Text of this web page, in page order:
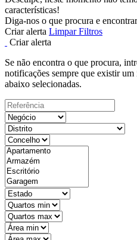
características!
Diga-nos o que procura e
Criar alerta Limpar Filtros
Criar alerta
Se não encontra o que procura,
notificações sempre que existir
abaixo selecionadas.